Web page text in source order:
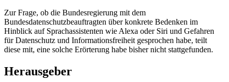
Zur Frage, ob die Bundesregierung mit dem
Bundesdatenschutzbeauftragten über konkrete Bedenken im
Hinblick auf Sprachassistenten wie Alexa oder Siri und Gefahren
für Datenschutz und Informationsfreiheit gesprochen habe, teilt
diese mit, eine solche Erörterung habe bisher nicht stattgefunden.
Herausgeber